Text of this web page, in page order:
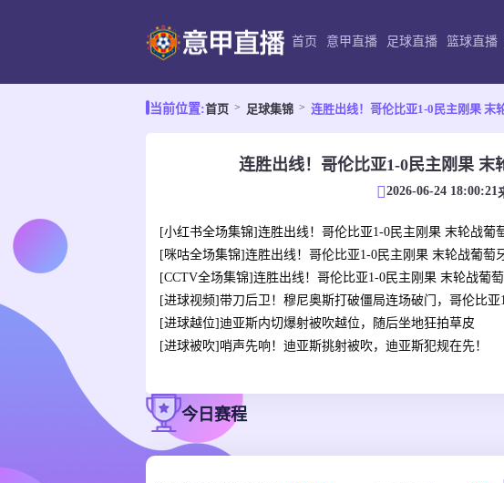
首页 意甲直播 足球直播 篮球直播
当前位置:首页 足球集锦 连胜出线！哥伦比亚1-0民主刚果 末
连胜出线！哥伦比亚1-0民主刚果
2026-06-24 18:00:21
[小红书全场集锦]连胜出线！哥伦比亚1-0民主刚果 末轮战葡
[咪咕全场集锦]连胜出线！哥伦比亚1-0民主刚果 末轮战葡萄
[CCTV全场集锦]连胜出线！哥伦比亚1-0民主刚果 末轮战葡
[进球视频]带刀后卫！穆尼奥斯打破僵局连场破门，哥伦比亚
[进球越位]迪亚斯内切爆射被吹越位，随后坐地狂拍草皮
[进球被吹]哨声先响！迪亚斯挑射被吹，迪亚斯犯规在先！
今日赛程